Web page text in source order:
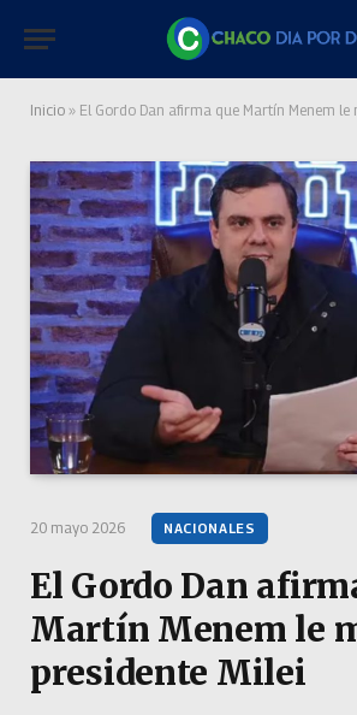
Inicio » El Gordo Dan afirma que Martín Menem le
20 mayo 2026 NACIONALES
El Gordo Dan
Martín Menem le
presidente Milei